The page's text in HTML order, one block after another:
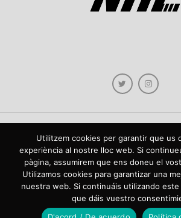
Copyright © 2021 NHLmania.com. Tots els drets
reservados. NHLmania és una web dedicada a la
NHL, tant en català com en castellà. L'escut de
web en qüestió. NHLmania es una web dedicada a la
la NHL, tanto en español como en catalán. El
propiedad de dicha web.
Utilitzem cookies per garantir que us
experiència al nostre lloc web. Si
pàgina, assumirem que ens doneu el
Utilizamos cookies para garantizar una
nuestra web. Si continuáis utilizando este
que dáis vuestro